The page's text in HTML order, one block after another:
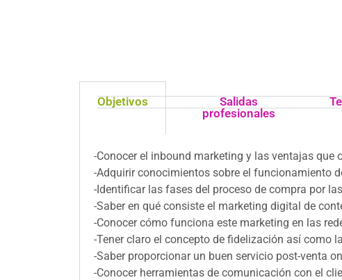
Objetivos
Salidas
profesionales
-Conocer el inbound marketing y las ventajas que
-Adquirir conocimientos sobre el funcionamiento
-Identificar las fases del proceso de compra por
-Saber en qué consiste el marketing digital de
-Conocer cómo funciona este marketing en las
-Tener claro el concepto de fidelización así como
-Saber proporcionar un buen servicio post-venta
-Conocer herramientas de comunicación con el